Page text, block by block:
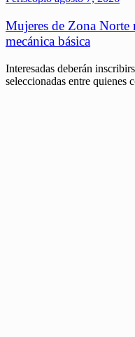
Mujeres de Zona Norte
mecánica básica
Interesadas deberán
seleccionadas entre quienes